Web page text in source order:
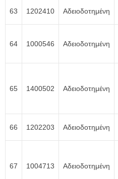
63 1202410 Αδειοδοτημένη
64 1000546 Αδειοδοτημένη
65 1400502 Αδειοδοτημένη
66 1202203 Αδειοδοτημένη
67 1004713 Αδειοδοτημένη